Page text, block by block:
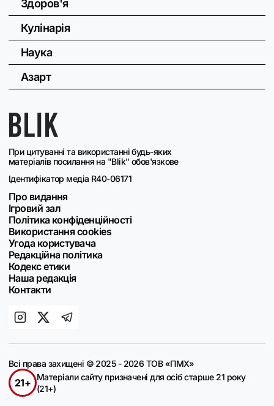
При цитуванні та використанні будь-яких
матеріалів посилання на "Blik" обов'язкове
Ідентифікатор медіа R40-06171
Про видання
Ігровий зал
Політика конфіденційності
Використання cookies
Угода користувача
Редакційна політика
Кодекс етики
Наша редакція
Контакти
Здоров'я
Кулінарія
Наука
Азарт
Всі права захищені © 2025 - 2026 ТОВ «ПМХ»
21+
Матеріали сайту призначені для осіб старше 21 року
(21+)